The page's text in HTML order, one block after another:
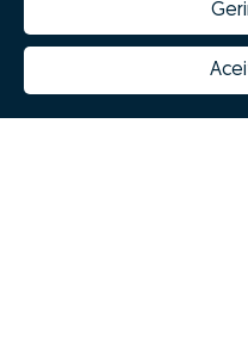
How much is my house worth
Why choose Zome
Prizes